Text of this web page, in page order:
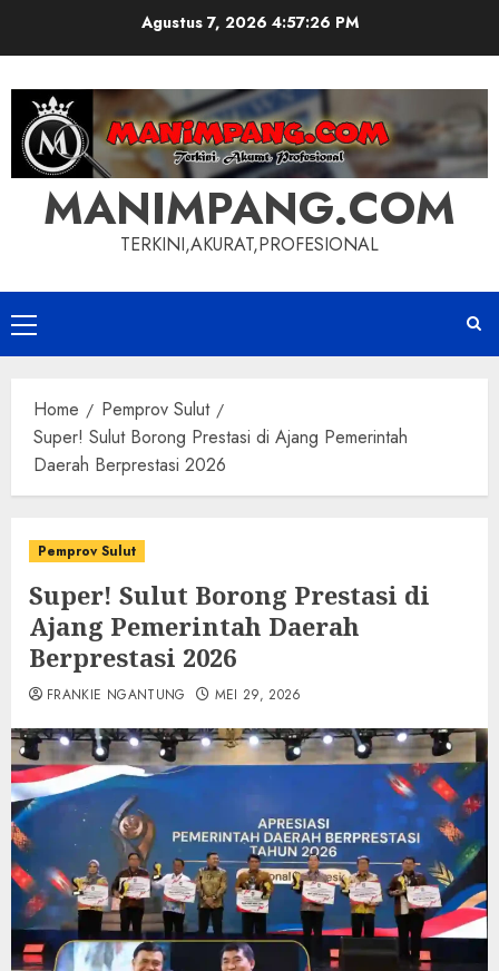
Agustus 7, 20264:57:27 PM
MANIMPANG.COM
TERKINI,AKURAT,PROFESIONAL
Primary
Menu
Home
Pemprov Sulut
Super! Sulut Borong Prestasi di Ajang Pemerintah
Daerah Berprestasi 2026
Pemprov Sulut
Super! Sulut Borong Prestasi di
Ajang Pemerintah Daerah
Berprestasi 2026
FRANKIE NGANTUNG MEI 29, 2026